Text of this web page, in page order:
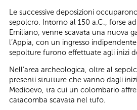
Le successive deposizioni
sepolcro. Intorno al 150 a.C., forse
Emiliano, venne scavata una nuova
l’Appia, con un ingresso
sepolture furono effettuate agli inizi
Nell’area archeologica, oltre al
presenti strutture che vanno dagli
Medioevo, tra cui un colombario
catacomba scavata nel tufo.